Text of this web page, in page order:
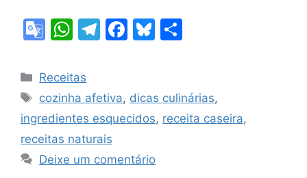
G
o
gl
e
Tr
a
W
at
s
A
p
p
T
gr
a
m
F
e
b
o
Bl
s
k
e
Categorias
Receitas
Tags
cozinha afetiva, dicas culinárias,
ingredientes esquecidos, receita caseira,
receitas naturais
Deixe um comentário